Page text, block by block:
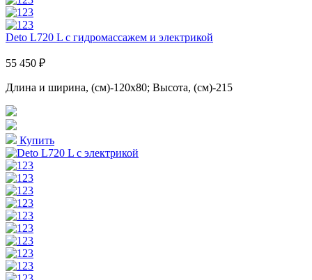
Deto L720 L с гидромассажем и электрикой
55 450 ₽
Длина и ширина, (см)-120x80; Высота, (см)-215
Купить